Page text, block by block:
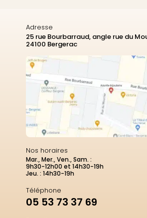
Adresse
25 rue Bourbarraud, angle rue du
24100 Bergerac
Nos horaires
Mar., Mer., Ven., Sam. :
9h30-12h00 et 14h30-19h
Jeu. : 14h30-19h
Téléphone
05 53 73 37 69